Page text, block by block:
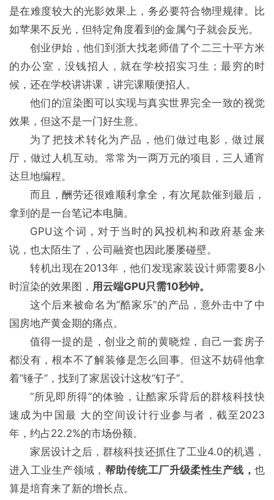
是在难度较大的光影效果上，务必要符合物理规律。比
如苹果不反光，但特定角度看到的金属勺子就会反光。
创业伊始，他们到浙大找老师借了个二三十平方米
的办公室，没钱招人，就在学校招实习生；最穷的时
候，还在学校讲讲课，讲完课顺便招人。
他们的渲染图可以实现与真实世界完全一致的视觉
效果，但这不是一门好生意。
为了把技术转化为产品，他们做过电影，做过展
厅，做过人机互动。常常为一两万元的项目，三人通宵
达旦地编程。
而且，酬劳还很难顺利拿全，有次尾款催到最后，
拿到的是一台笔记本电脑。
GPU这个词，对于当时的风投机构和政府基金来
说，也太陌生了，公司融资也因此屡屡碰壁。
转机出现在2013年，他们发现家装设计师需要8小
时渲染的效果图， 用云端GPU只需10秒钟。
这个后来被命名为“酷家乐”的产品，意外击中了中
国房地产黄金期的痛点。
值得一提的是，创业之前的黄晓煌，自己一套房子
都没有，根本不了解装修是怎么回事。但这不妨碍他拿
着“锤子”，找到了家居设计这枚“钉子”。
“所见即所得”的体验，让酷家乐背后的群核科技快
速成为中国最 大的空间设计行业参与者，截至2023
年，约占22.2%的市场份额。
家居设计之后，群核科技还抓住了工业4.0的机遇，
进入工业生产领域， 帮助传统工厂升级柔性生产线，也
算是培育来了新的增长点。